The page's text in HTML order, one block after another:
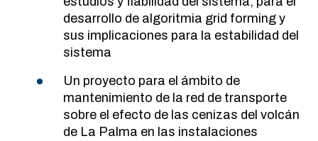
desarrollo de algoritmia grid forming y
sus implicaciones para la estabilidad del
sistema
Un proyecto para el ámbito de
mantenimiento de la red de transporte
sobre el efecto de las cenizas del volcán
de La Palma en las instalaciones